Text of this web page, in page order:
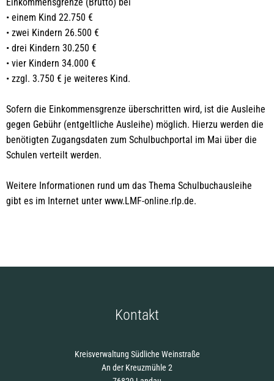
• einem Kind 22.750 €
• zwei Kindern 26.500 €
• drei Kindern 30.250 €
• vier Kindern 34.000 €
• zzgl. 3.750 € je weiteres Kind.
Sofern die Einkommensgrenze überschritten wird, ist die Ausleihe
gegen Gebühr (entgeltliche Ausleihe) möglich. Hierzu werden die
benötigten Zugangsdaten zum Schulbuchportal im Mai über die
Schulen verteilt werden.
Weitere Informationen rund um das Thema Schulbuchausleihe
gibt es im Internet unter www.LMF-online.rlp.de.
Kontakt
Kreisverwaltung Südliche Weinstraße
An der Kreuzmühle 2